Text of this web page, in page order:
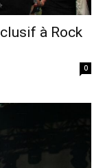
à Rock
0